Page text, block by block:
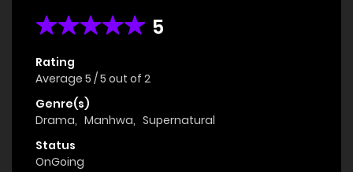
5
Rating
Average 5 /5 out of 2
Genre(s)
Drama, Manhwa, Supernatural
Status
OnGoing